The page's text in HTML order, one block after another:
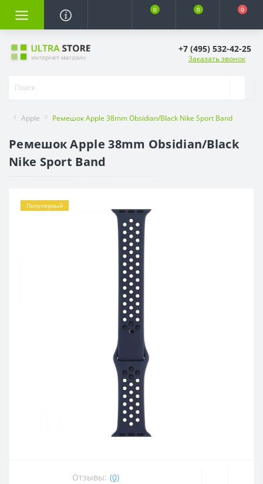
0 0 0
+7 (495) 532-42-25
Заказать звонок
Apple Ремешок Apple 38mm Obsidian/Black Nike Sport Band
Ремешок Apple 38mm Obsidian/Black
Nike Sport Band
Популярный
Отзывы: (0)